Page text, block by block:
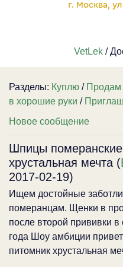
г. Москва,
VetLek/
Разделы: Куплю / Продам
в хорошие руки /
Новое сообщение
Шпицы
хрустальная мечта (
2017-02-19)
Ищем достойные
померанцам. Щенки в
после второй прививки
года Шоу амбиции
питомник хрустальная